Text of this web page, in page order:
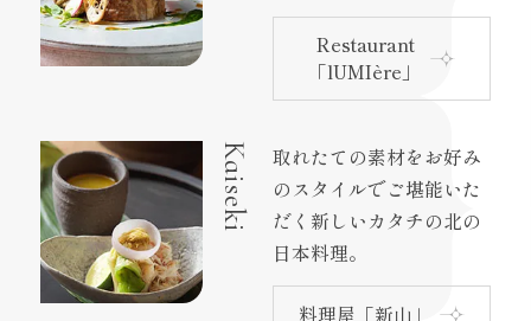
Restaurant
「lUMIère」
Kaiseki
取れたての素材をお好み
のスタイルでご堪能いた
だく新しいカタチの北の
日本料理。
料理屋「新山」